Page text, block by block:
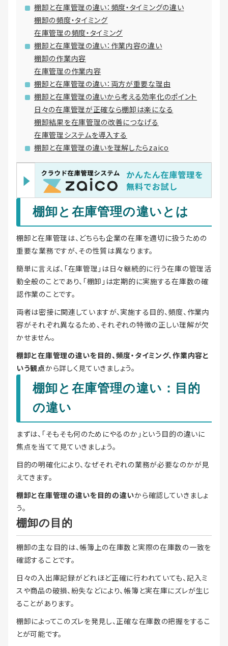
棚卸と在庫管理の違い：頻度・タイミングの違い
棚卸の頻度・タイミング
在庫管理の頻度・タイミング
棚卸と在庫管理の違い：作業内容の違い
棚卸の作業内容
在庫管理の作業内容
棚卸と在庫管理の違い：両方が重要な理由
棚卸と在庫管理の違いから考える効率化のポイント
日々の在庫管理が正確なら棚卸は楽になる
棚卸結果を在庫管理の改善につなげる
在庫管理システムを導入する
棚卸と在庫管理の違いを理解したらzaico
棚卸と在庫管理の違いとは
棚卸と在庫管理は、どちらも企業の在庫を適切に扱うための
重要な業務ですが、その性質は異なります。
簡単に言えば、「在庫管理」は日々継続的に行う在庫の管理活
動全般のことであり、「棚卸」は定期的に実施する在庫数の確
認作業のことです。
両者は密接に関連していますが、実施する目的、頻度、作業内
容がそれぞれ異なるため、それぞれの特徴の正しい理解が欠
かせません。
棚卸と在庫管理の違いを目的、頻度・タイミング、作業内容と
いう観点から詳しく見ていきましょう。
棚卸と在庫管理の違い：目的
の違い
まずは、「そもそも何のためにやるのか」という目的の違いに
焦点を当てて見ていきましょう。
目的の明確化により、なぜそれぞれの業務が必要なのかが見
えてきます。
棚卸と在庫管理の違いを目的の違いから確認していきましょ
う。
棚卸の目的
棚卸の主な目的は、帳簿上の在庫数と実際の在庫数の一致を
確認することです。
日々の入出庫記録がどれほど正確に行われていても、記入ミ
スや商品の破損、紛失などにより、帳簿と実在庫にズレが生じ
ることがあります。
棚卸によってこのズレを発見し、正確な在庫数の把握をするこ
とが可能です。